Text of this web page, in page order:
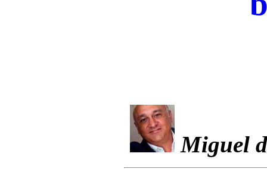
Miguel